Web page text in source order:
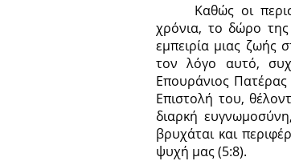
Καθώς οι
χρόνια, το δώρο της
εμπειρία μιας ζωής
τον λόγο αυτό,
Επουράνιος
Επιστολή του,
διαρκή
βρυχάται και
ψυχή μας (5:8).